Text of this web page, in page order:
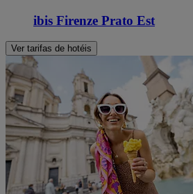
ibis Firenze Prato Est
Ver tarifas de hotéis